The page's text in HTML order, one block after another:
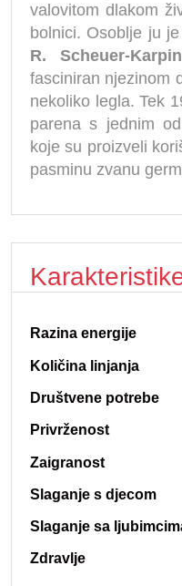
valovitom dlakom
bolnici. Osoblje ju
R. Scheuer-Karpin
fasciniran njezinom
nekoliko legla. Tek
parena s jednim
koje su proizveli
pasminu zvanu
Razina energije
Količina linjanja
Društvene potrebe
Privrženost
Zaigranost
Slaganje s djecom
Slaganje sa
Zdravlje